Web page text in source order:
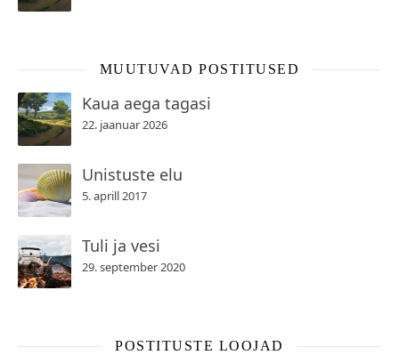
MUUTUVAD POSTITUSED
Kaua aega tagasi
22. jaanuar 2026
Unistuste elu
5. aprill 2017
Tuli ja vesi
29. september 2020
POSTITUSTE LOOJAD